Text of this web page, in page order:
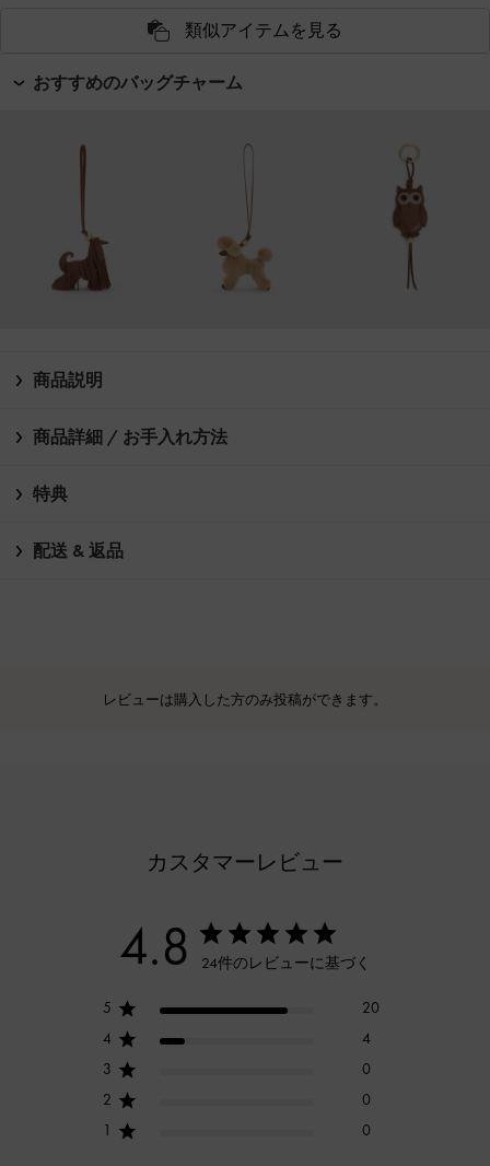
類似アイテムを見る
おすすめのバッグチャーム
商品説明
商品詳細 / お手入れ方法
特典
配送 & 返品
レビューは購入した方のみ投稿ができます。
カスタマーレビュー
4.8 24件のレビューに基づく
5
20
4
4
3
0
2
0
1
0